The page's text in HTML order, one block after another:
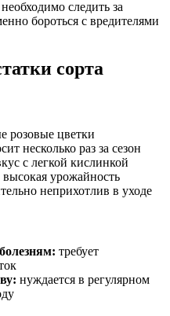
следить за
бороться с вредителями
сорта
розовые цветки
несколько раз за сезон
с легкой кислинкой
высокая урожайность
неприхотлив в уходе
требует
нуждается в регулярном